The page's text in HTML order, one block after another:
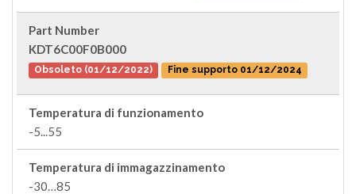
Part Number
KDT6C00F0B000
Obsoleto (01/12/2022) Fine supporto 01/12/2024
Temperatura di funzionamento
-5...55
Temperatura di immagazzinamento
-30…85